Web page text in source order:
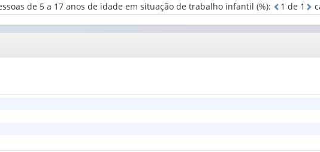
(1)
Territorial
(1)
de 5 a 17 anos de idade em situação de trabalho infantil (%): 1 de 1